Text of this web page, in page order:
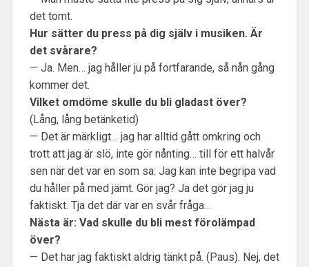
det tomt.
Hur sätter du press på dig själv i musiken. Är
det svårare?
— Ja. Men… jag håller ju på fortfarande, så nån gång
kommer det.
Vilket omdöme skulle du bli gladast över?
(Lång, lång betänketid)
— Det är märkligt… jag har alltid gått omkring och
trott att jag är slö, inte gör nånting… till för ett halvår
sen när det var en som sa: Jag kan inte begripa vad
du håller på med jämt. Gör jag? Ja det gör jag ju
faktiskt. Tja det där var en svår fråga…
Nästa är: Vad skulle du bli mest förolämpad
över?
— Det har jag faktiskt aldrig tänkt på. (Paus). Nej, det